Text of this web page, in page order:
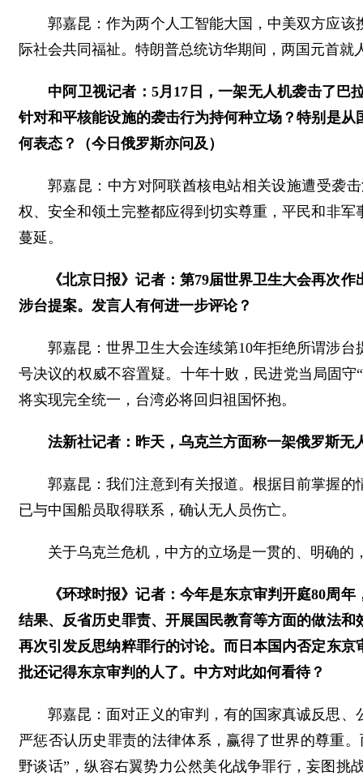
郭嘉昆：作为两个人工智能大国，中美双方应
际社会共同福祉。特朗普总统访华期间，两国元首
中阿卫视记者：5月17日，一架无人机袭击了巴
针对和平核能设施的袭击行为持何种立场？特别是
何表态？（今日俄罗斯亦问及）
郭嘉昆：中方对阿联酋核电站相关设施遭受袭
权、安全和领土完整都应得到切实尊重，平民和非
蔓延。
《北京日报》记者：第79届世界卫生大会再次
涉台提案。发言人有何进一步评论？
郭嘉昆：世界卫生大会连续第10年拒绝所谓涉
号决议的权威不容置疑。十年十败，民进党当局固
将实现完全统一，台湾必将回归祖国怀抱。
法新社记者：昨天，乌克兰方面称一架俄罗斯
郭嘉昆：我们注意到有关报道。根据目前掌握
已与中国船员取得联系，确认无人员伤亡。
关于乌克兰危机，中方的立场是一贯的、明确
《环球时报》记者：今年是东京审判开庭80周
结果、反省历史罪责、开展国民教育等方面的做法
再次引发反思纳粹罪行的讨论。而日本国内否定东
批还记得东京审判的人了。中方对此如何看待？
郭嘉昆：面对正义的审判，有的国家真诚反思
严惩否认历史罪责的法律体系，赢得了世界的尊重
野谈话”，纵容右翼势力公然美化战争罪行，妄图挑